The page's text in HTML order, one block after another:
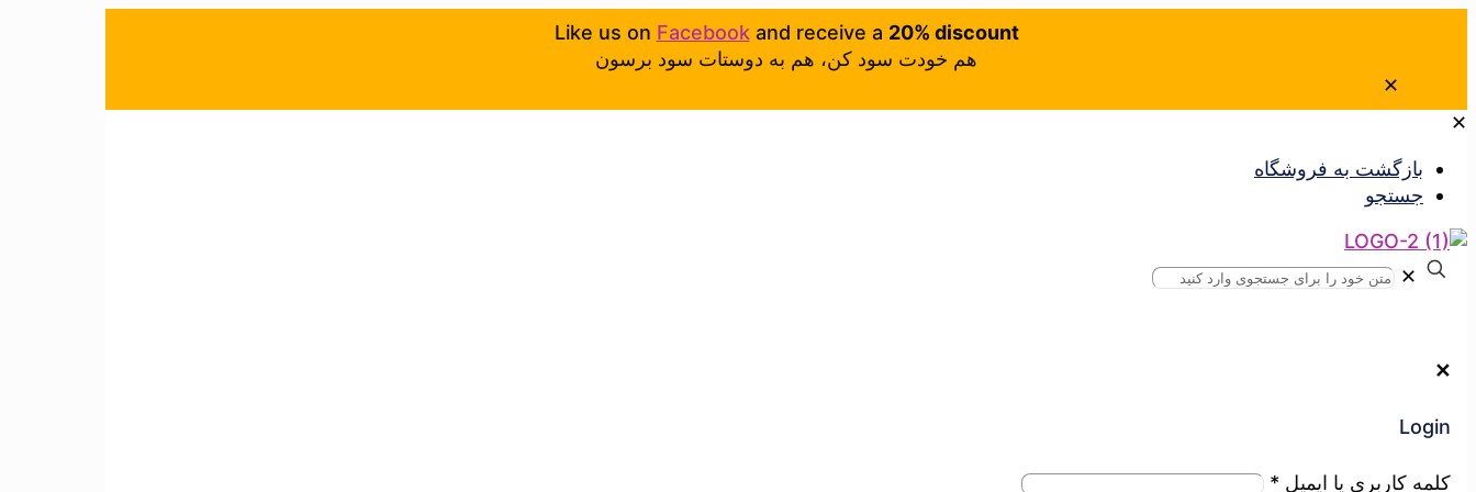
Like us on Facebookand receive a 20% discount
هم خودت سود کن، هم به دوستات سود برسون
✕
✕
بازگشت به فروشگاه
جستجو
✕
✕
Login
کلمه کاربری یا ایمیل *